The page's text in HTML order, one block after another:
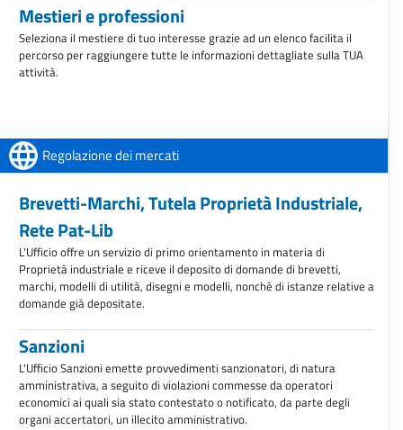
Mestieri e professioni
Seleziona il mestiere di tuo interesse grazie ad un elenco facilita il
percorso per raggiungere tutte le informazioni dettagliate sulla TUA
attività.
Regolazione dei mercati
Brevetti-Marchi, Tutela Proprietà Industriale,
Rete Pat-Lib
L'Ufficio offre un servizio di primo orientamento in materia di
Proprietà industriale e riceve il deposito di domande di brevetti,
marchi, modelli di utilità, disegni e modelli, nonchè di istanze relative a
domande già depositate.
Sanzioni
L'Ufficio Sanzioni emette provvedimenti sanzionatori, di natura
amministrativa, a seguito di violazioni commesse da operatori
economici ai quali sia stato contestato o notificato, da parte degli
organi accertatori, un illecito amministrativo.